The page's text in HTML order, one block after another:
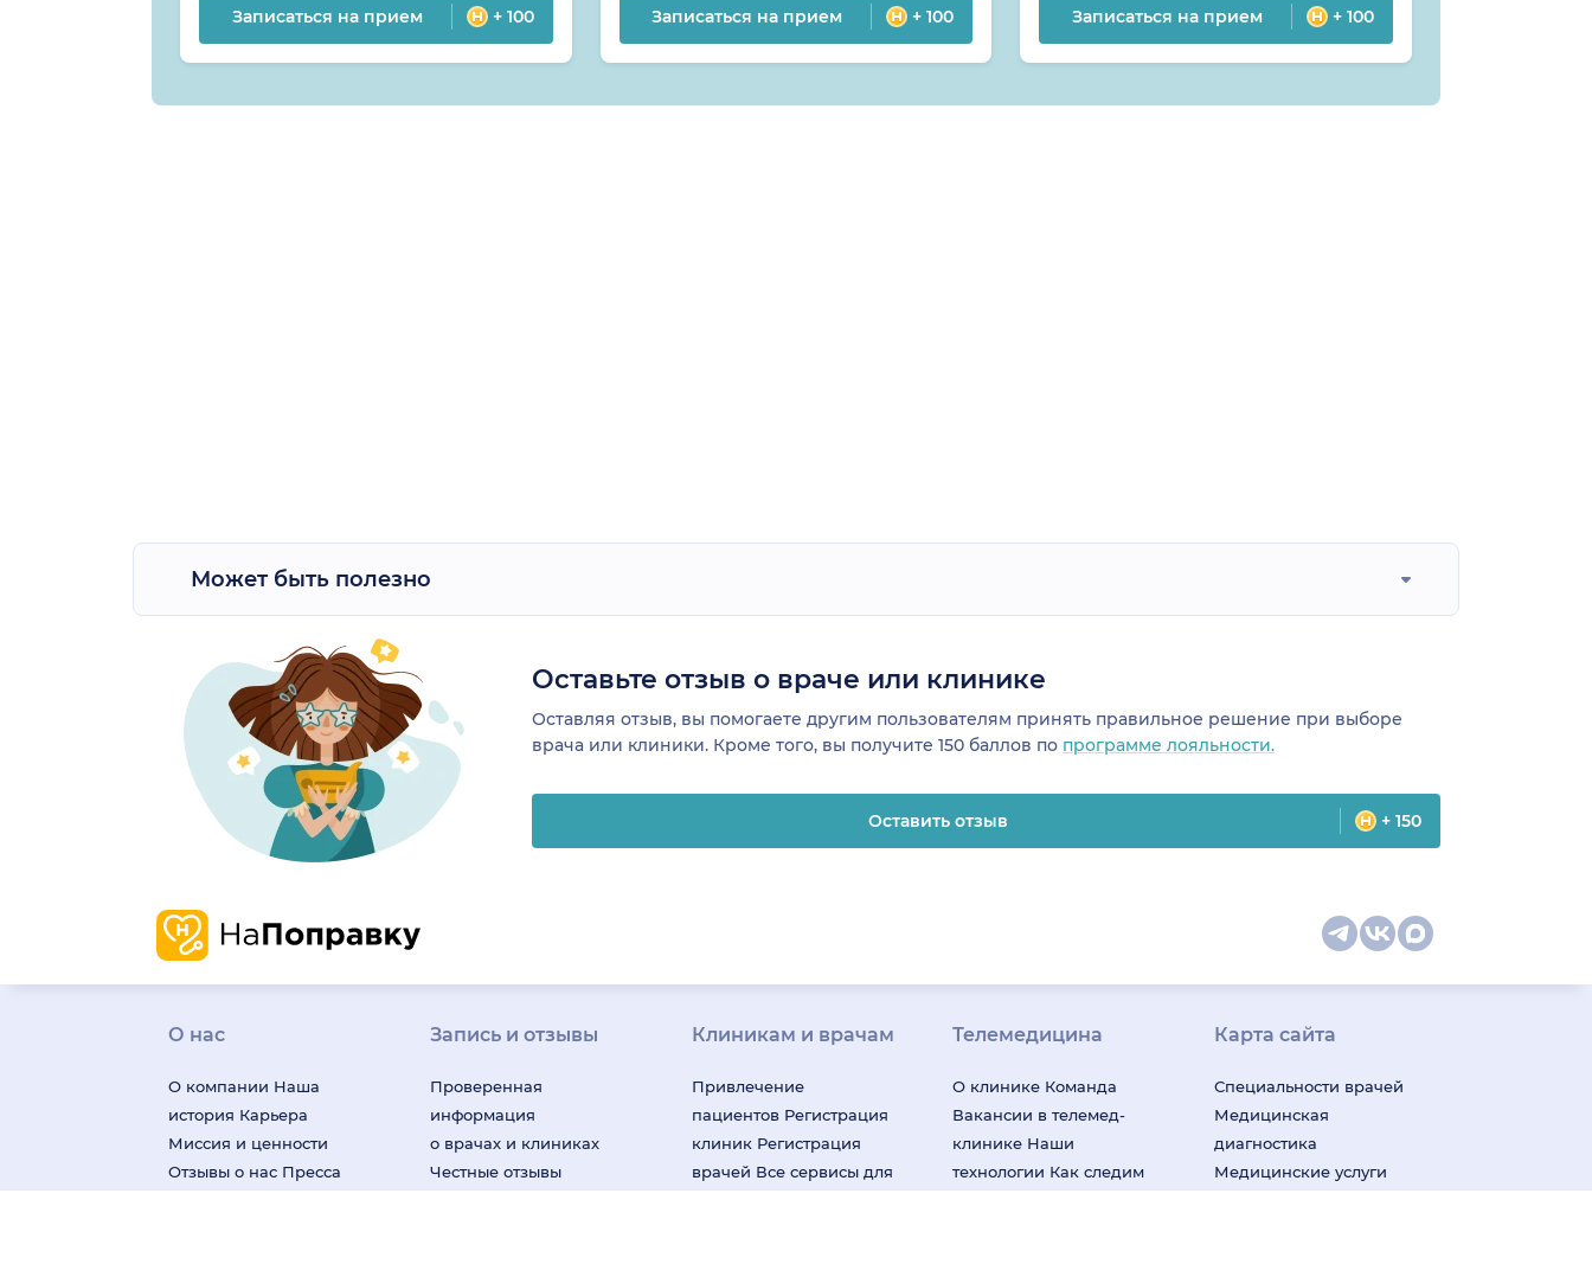
Записаться на прием + 100 Записаться на прием + 100 Записаться на прием + 100
Может быть полезно
Оставьте отзыв о враче или клинике
Оставляя отзыв, вы помогаете другим пользователям принять правильное решение при выборе
врача или клиники. Кроме того, вы получите 150 баллов по программе лояльности.
Оставить отзыв + 150
О нас
О компании Наша
история Карьера
Миссия и ценности
Отзывы о нас Пресса
Запись и отзывы
Проверенная
информация
о врачах и клиниках
Честные отзывы
Клиникам и врачам
Привлечение
пациентов Регистрация
клиник Регистрация
врачей Все сервисы для
Телемедицина
О клинике Команда
Вакансии в телемед-
клинике Наши
технологии Как следим
Карта сайта
Специальности врачей
Медицинская
диагностика
Медицинские услуги